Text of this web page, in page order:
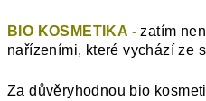
BIO KOSMETIKA -zatím
nařízeními, které vychází ze
Za důvěryhodnou bio